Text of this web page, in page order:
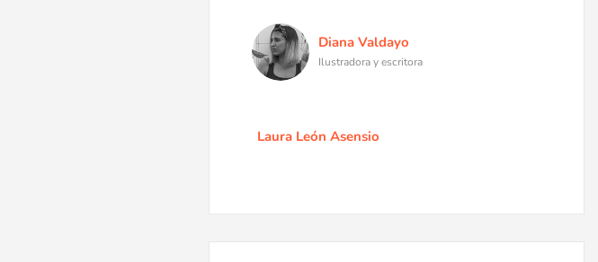
Diana Valdayo
Ilustradora y escritora
Laura León Asensio